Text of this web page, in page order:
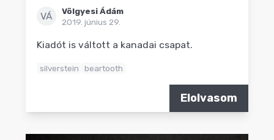
VÁ
Völgyesi Ádám
2019. június 29.
Kiadót is váltott a kanadai csapat.
silverstein beartooth
Elolvasom